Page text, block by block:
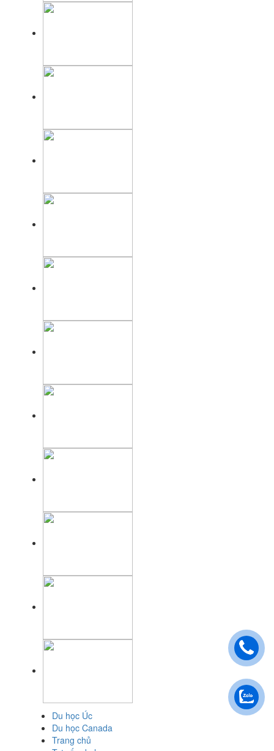
Du học Úc
Du học Canada
Trang chủ